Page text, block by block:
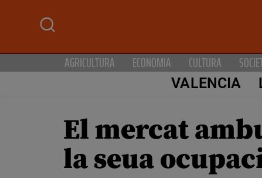
AGRICULTURA ECONOMIA CULTURA
VALENCIA
El mercat
la seua